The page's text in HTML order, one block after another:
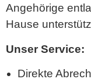
Angehörige
Hause
Unser Service:
Direkte